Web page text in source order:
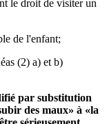
le droit de visiter un
de l'enfant;
(2) a) et b)
par substitution
des maux» à «la